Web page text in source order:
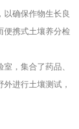
以确保作物生长良
便携式土壤养分检
，集合了药品、
进行土壤测试，